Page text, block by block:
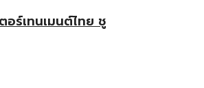
อร์เทนเมนต์ไทย ชู